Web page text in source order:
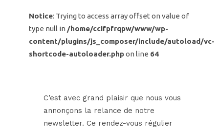
Notice: Trying to access array offset on value of
type null in /home/ccifpfrqpw/www/wp-
content/plugins/js_composer/include/autoload/vc-
shortcode-autoloader.phpon line 64
C’est avec grand plaisir que nous vous
annonçons la relance de notre
newsletter. Ce rendez-vous régulier